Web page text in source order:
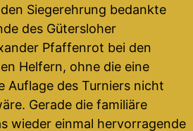
Siegerehrung bedankte
des Gütersloher
Pfaffenrot bei den
Helfern, ohne die eine
Auflage des Turniers nicht
Gerade die familiäre
wieder einmal hervorragende